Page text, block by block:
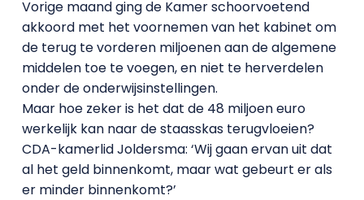
Vorige maand ging de Kamer schoorvoetend
akkoord met het voornemen van het kabinet om
de terug te vorderen miljoenen aan de algemene
middelen toe te voegen, en niet te herverdelen
onder de onderwijsinstellingen.
Maar hoe zeker is het dat de 48 miljoen euro
werkelijk kan naar de staasskas terugvloeien?
CDA-kamerlid Joldersma: ‘Wij gaan ervan uit dat
al het geld binnenkomt, maar wat gebeurt er als
er minder binnenkomt?’